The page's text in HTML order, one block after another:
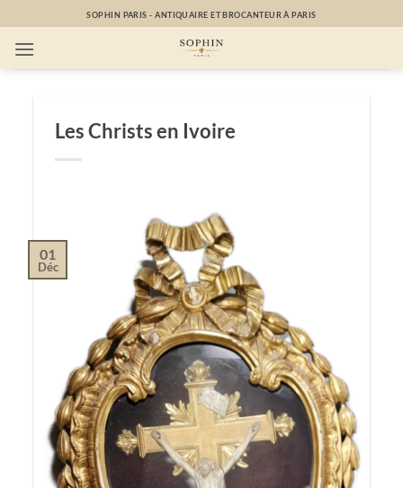
au
contenu
SOPHIN PARIS - ANTIQUAIRE ET BROCANTEUR À PARIS
Les Christs en Ivoire
01
Déc